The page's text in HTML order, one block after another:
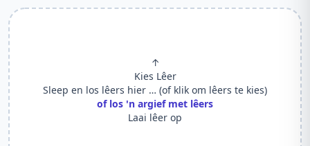
↑
Kies Lêer
Sleep en los lêers hier … (of klik om lêers te kies)
of los 'n argief met lêers
Laai lêer op